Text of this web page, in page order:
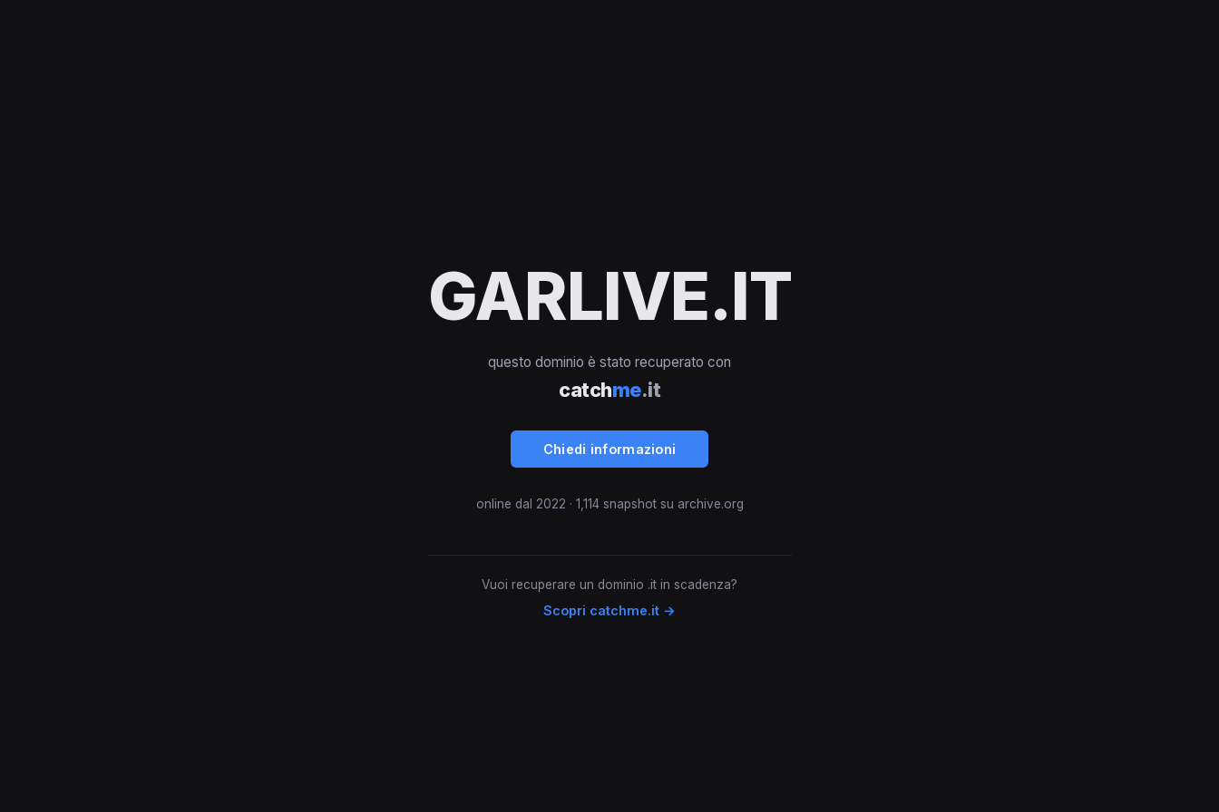
GARLIVE.IT
questo dominio è stato recuperato con
catchme.it
Chiedi informazioni
online dal 2022 · 1,114 snapshot su archive.org
Vuoi recuperare un dominio .it in scadenza?
Scopri catchme.it →